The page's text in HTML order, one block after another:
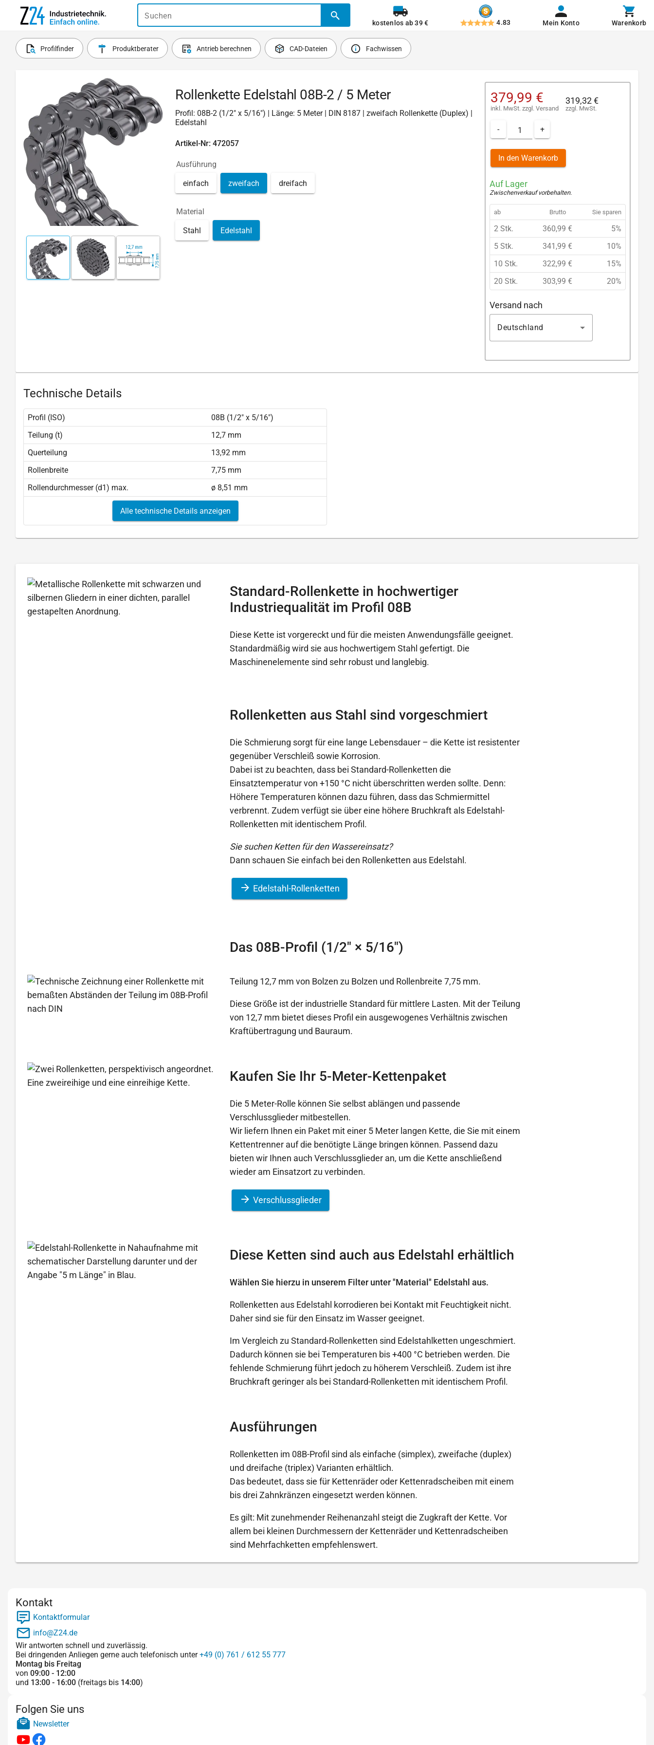
Suchen
kostenlos ab 39 € 4.83 Mein Konto Warenkorb
Profilfinder Produktberater Antrieb berechnen CAD-Dateien Fachwissen
Rollenkette Edelstahl 08B-2 / 5 Meter
Profil: 08B-2 (1/2" x 5/16") | Länge: 5 Meter | DIN 8187 | zweifach Rollenkette (Duplex) |
Edelstahl
Artikel-Nr: 472057
Ausführung
einfach zweifach dreifach
Material
Stahl Edelstahl
379,99 €
inkl. MwSt. zzgl. Versand
319,32 €
zzgl. MwSt.
- +
In den Warenkorb
Auf Lager
Zwischenverkauf vorbehalten.
ab Brutto Sie sparen
2 Stk. 360,99 €
5%
5 Stk.
341,99 €
10%
10 Stk.
322,99 €
15%
20 Stk.
303,99 € 20%
Versand nach
Deutschland
Technische Details
Profil (ISO)
08B (1/2" x 5/16")
Teilung (t)
12,7 mm
Querteilung
13,92 mm
Rollenbreite
7,75 mm
Rollendurchmesser (d1) max.
ø 8,51 mm
Alle technische Details anzeigen
Standard-Rollenkette in hochwertiger
Industriequalität im Profil 08B
Diese Kette ist vorgereckt und für die meisten Anwendungsfälle geeignet.
Standardmäßig wird sie aus hochwertigem Stahl gefertigt. Die
Maschinenelemente sind sehr robust und langlebig.
Rollenketten aus Stahl sind vorgeschmiert
Die Schmierung sorgt für eine lange Lebensdauer – die Kette ist resistenter
gegenüber Verschleiß sowie Korrosion.
Dabei ist zu beachten, dass bei Standard-Rollenketten die
Einsatztemperatur von +150 °C nicht überschritten werden sollte. Denn:
Höhere Temperaturen können dazu führen, dass das Schmiermittel
verbrennt. Zudem verfügt sie über eine höhere Bruchkraft als Edelstahl-
Rollenketten mit identischem Profil.
Sie suchen Ketten für den Wassereinsatz?
Dann schauen Sie einfach bei den Rollenketten aus Edelstahl.
Edelstahl-Rollenketten
Das 08B-Profil (1/2″ × 5/16″)
Teilung 12,7 mm von Bolzen zu Bolzen und Rollenbreite 7,75 mm.
Diese Größe ist der industrielle Standard für mittlere Lasten. Mit der Teilung
von 12,7 mm bietet dieses Profil ein ausgewogenes Verhältnis zwischen
Kraftübertragung und Bauraum.
Kaufen Sie Ihr 5-Meter-Kettenpaket
Die 5 Meter-Rolle können Sie selbst ablängen und passende
Verschlussglieder mitbestellen.
Wir liefern Ihnen ein Paket mit einer 5 Meter langen Kette, die Sie mit einem
Kettentrenner auf die benötigte Länge bringen können. Passend dazu
bieten wir Ihnen auch Verschlussglieder an, um die Kette anschließend
wieder am Einsatzort zu verbinden.
Verschlussglieder
Diese Ketten sind auch aus Edelstahl erhältlich
Wählen Sie hierzu in unserem Filter unter "Material" Edelstahl aus.
Rollenketten aus Edelstahl korrodieren bei Kontakt mit Feuchtigkeit nicht.
Daher sind sie für den Einsatz im Wasser geeignet.
Im Vergleich zu Standard-Rollenketten sind Edelstahlketten ungeschmiert.
Dadurch können sie bei Temperaturen bis +400 °C betrieben werden. Die
fehlende Schmierung führt jedoch zu höherem Verschleiß. Zudem ist ihre
Bruchkraft geringer als bei Standard-Rollenketten mit identischem Profil.
Ausführungen
Rollenketten im 08B-Profil sind als einfache (simplex), zweifache (duplex)
und dreifache (triplex) Varianten erhältlich.
Das bedeutet, dass sie für Kettenräder oder Kettenradscheiben mit einem
bis drei Zahnkränzen eingesetzt werden können.
Es gilt: Mit zunehmender Reihenanzahl steigt die Zugkraft der Kette. Vor
allem bei kleinen Durchmessern der Kettenräder und Kettenradscheiben
sind Mehrfachketten empfehlenswert.
Kontakt
Kontaktformular
info@Z24.de
Wir antworten schnell und zuverlässig.
Bei dringenden Anliegen gerne auch telefonisch unter+49 (0) 761 / 612 55 777
Montag bis Freitag
von 09:00 - 12:00
und 13:00 - 16:00 (freitags bis 14:00)
Folgen Sie uns
Newsletter